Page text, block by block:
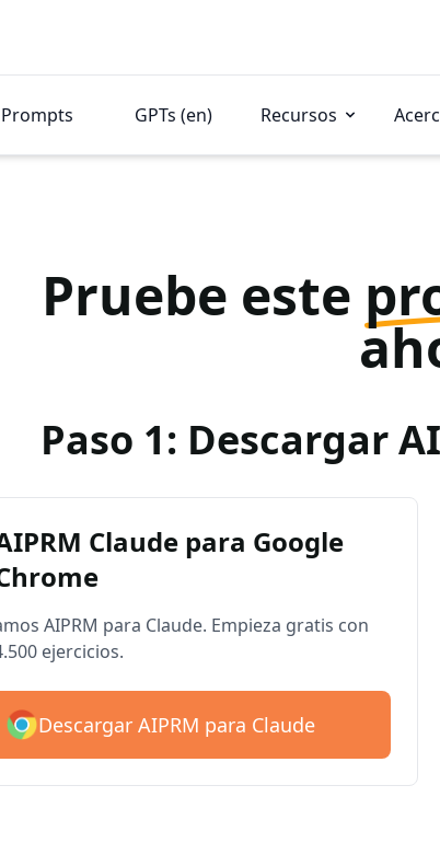
Prompts GPTs (en) Recursos
Pruebe este
Paso 1: Descargar
Claude para Google
AIPRM para Claude. Empieza gratis con
ejercicios.
Descargar AIPRM para Claude